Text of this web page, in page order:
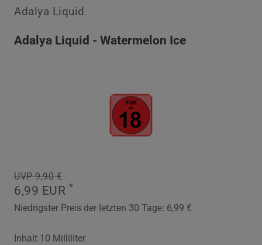
Adalya Liquid
Adalya Liquid - Watermelon Ice
UVP 9,90 €
6,99 EUR *
Niedrigster Preis der letzten 30 Tage: 6,99 €
Inhalt 10 Milliliter